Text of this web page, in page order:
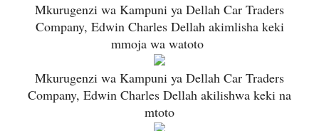
Mkurugenzi wa Kampuni ya Dellah Car Traders
Company, Edwin Charles Dellah akimlisha keki
mmoja wa watoto
Mkurugenzi wa Kampuni ya Dellah Car Traders
Company, Edwin Charles Dellah akilishwa keki na
mtoto